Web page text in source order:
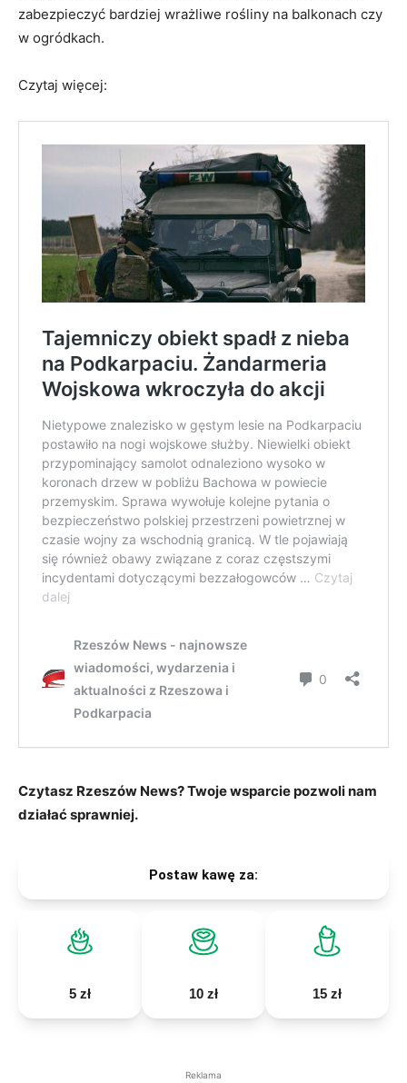
zabezpieczyć bardziej wrażliwe rośliny na balkonach czy
w ogródkach.
Czytaj więcej:
Czytasz Rzeszów News? Twoje wsparcie pozwoli nam
działać sprawniej.
Postaw kawę za:
5 zł 10 zł 15 zł
Reklama